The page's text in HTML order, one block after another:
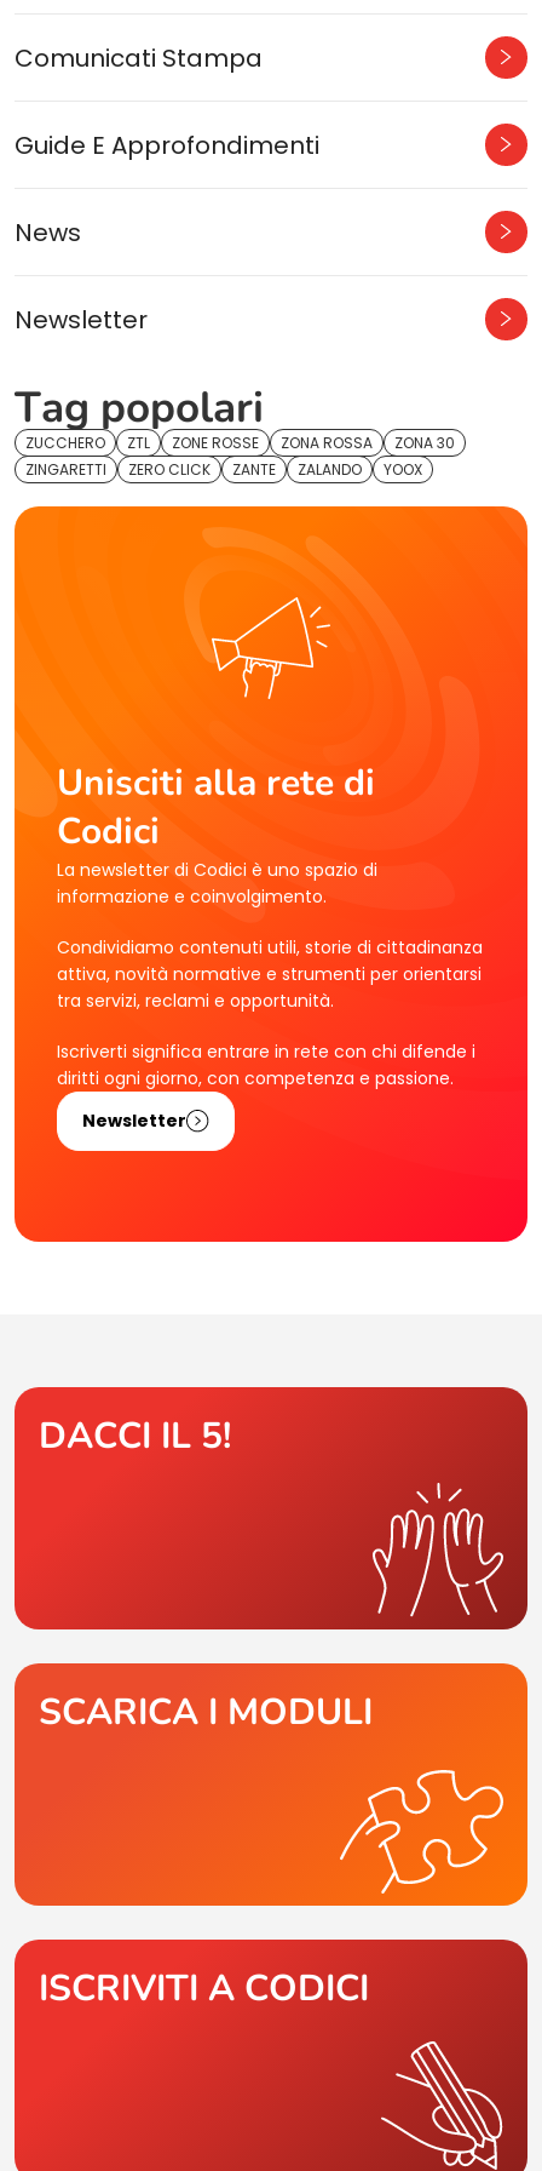
Comunicati Stampa
Guide E Approfondimenti
News
Newsletter
Tag popolari
ZUCCHERO ZTL ZONE ROSSE ZONA ROSSA
ZONA 30
ZINGARETTI
ZERO CLICK ZANTE ZALANDO YOOX
Unisciti alla rete di
Codici
La newsletter di Codici è uno spazio di
informazione e coinvolgimento.
Condividiamo contenuti utili, storie di cittadinanza
attiva, novità normative e strumenti per orientarsi
tra servizi, reclami e opportunità.
Iscriverti significa entrare in rete con chi difende i
diritti ogni giorno, con competenza e passione.
Newsletter
DACCI IL 5!
SCARICA I MODULI
ISCRIVITI A CODICI